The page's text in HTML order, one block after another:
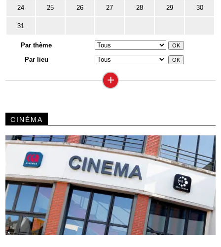
24 25 26 27 28 29 30
31
Par thème
Par lieu
+
CINÉMA